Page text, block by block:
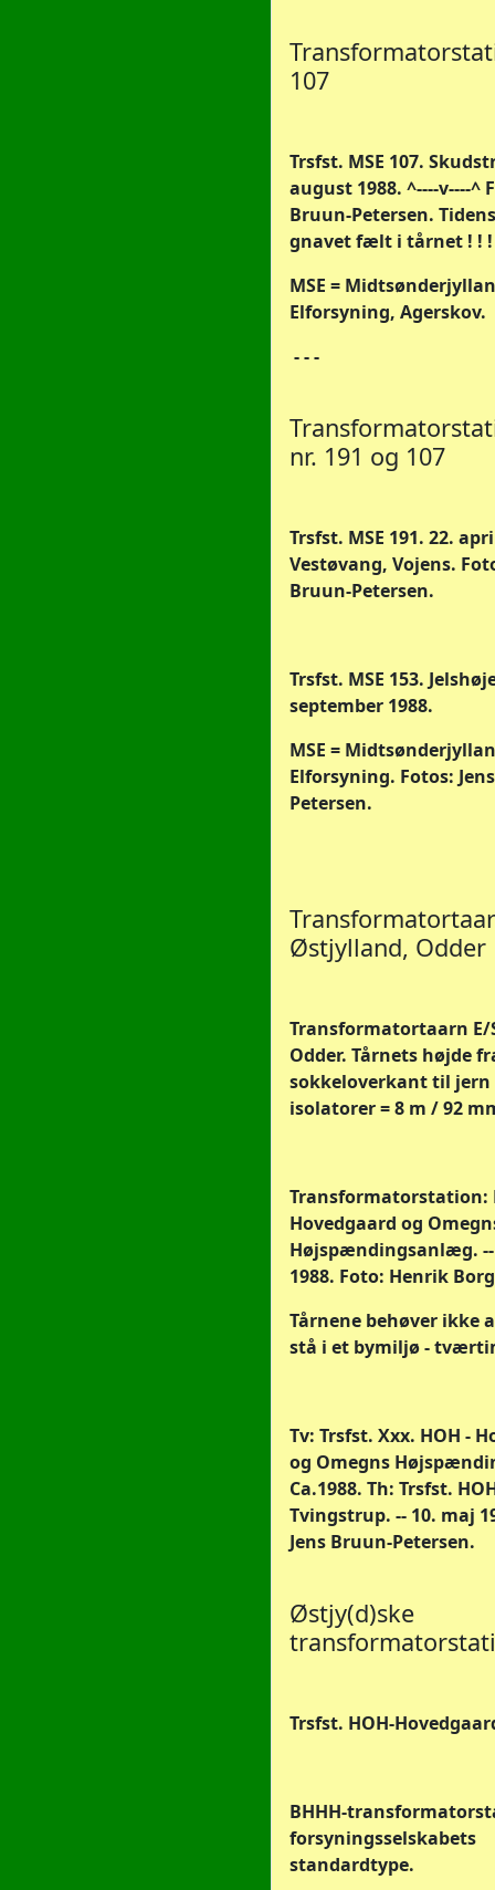
107
Trsfst. MSE 107.
august 1988. ^----v----^
Bruun-Petersen.
gnavet fælt i tårnet ! ! !
MSE =
Elforsyning, Agerskov.
- - -
nr. 191 og 107
Trsfst. MSE 191. 22.
Vestøvang, Vojens.
Bruun-Petersen.
Trsfst. MSE 153.
september 1988.
MSE =
Elforsyning. Fotos:
Petersen.
Østjylland, Odder
Transformatortaarn
Odder. Tårnets højde
sokkeloverkant til jern
isolatorer = 8 m / 92
Transformatorstation:
Hovedgaard og
Højspændingsanlæg.
1988. Foto: Henrik
Tårnene behøver ikke
stå i et bymiljø -
Tv: Trsfst. Xxx. HOH -
og Omegns
Ca.1988. Th: Trsfst.
Tvingstrup. -- 10. maj
Jens Bruun-Petersen.
Østjy(d)ske
Trsfst. HOH-
BHHH-
forsyningsselskabets
standardtype.